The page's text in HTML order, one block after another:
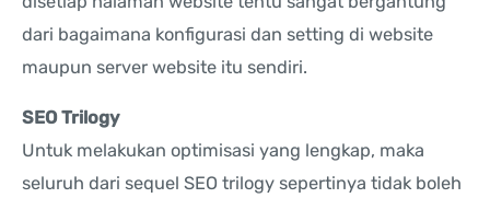
dari bagaimana konfigurasi dan setting di website
maupun server website itu sendiri.
SEO Trilogy
Untuk melakukan optimisasi yang lengkap, maka
seluruh dari sequel SEO trilogy sepertinya tidak boleh